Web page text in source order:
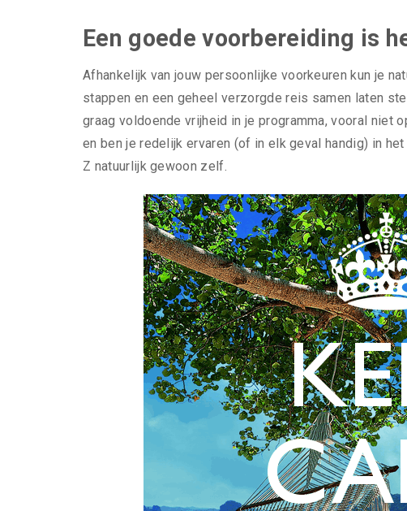
Een goede voorbereiding is
Afhankelijk van jouw persoonlijke voorkeuren kun je
stappen en een geheel verzorgde reis samen laten
graag voldoende vrijheid in je programma, vooral niet
en ben je redelijk ervaren (of in elk geval handig) in
Z natuurlijk gewoon zelf.